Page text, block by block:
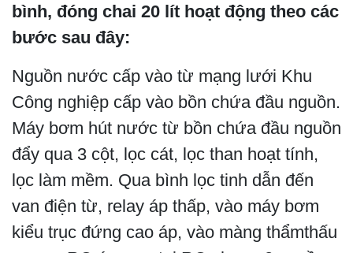
bình, đóng chai 20 lít hoạt động theo các
bước sau đây:
Nguồn nước cấp vào từ mạng lưới Khu
Công nghiệp cấp vào bồn chứa đầu nguồn.
Máy bơm hút nước từ bồn chứa đầu nguồn
đẩy qua 3 cột, lọc cát, lọc than hoạt tính,
lọc làm mềm. Qua bình lọc tinh dẫn đến
van điện từ, relay áp thấp, vào máy bơm
kiểu trục đứng cao áp, vào màng thẩmthấu